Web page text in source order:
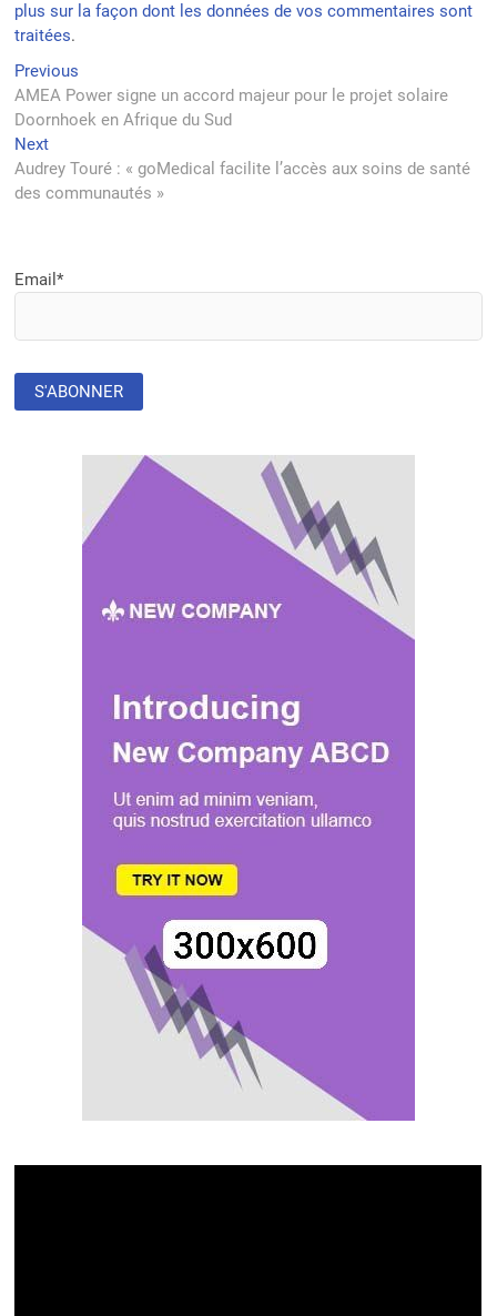
plus sur la façon dont les données de vos commentaires sont
traitées.
Navigation
de
l’article
Previous
post:
AMEA Power signe un accord majeur pour le projet solaire
Doornhoek en Afrique du Sud
NextNext
post:
Audrey Touré : « goMedical facilite l’accès aux soins de santé
des communautés »
Email*